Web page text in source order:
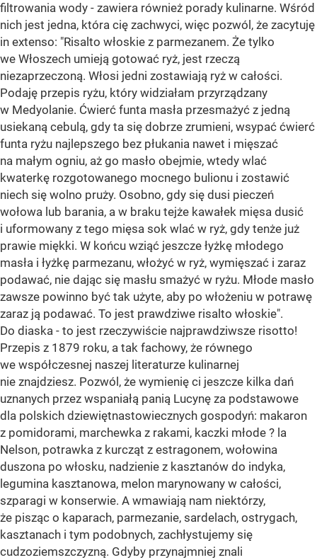
filtrowania wody - zawiera również porady kulinarne. Wśród
nich jest jedna, która cię zachwyci, więc pozwól, że zacytuję
in extenso: "Risalto włoskie z parmezanem. Że tylko
we Włoszech umieją gotować ryż, jest rzeczą
niezaprzeczoną. Włosi jedni zostawiają ryż w całości.
Podaję przepis ryżu, który widziałam przyrządzany
w Medyolanie. Ćwierć funta masła przesmażyć z jedną
usiekaną cebulą, gdy ta się dobrze zrumieni, wsypać ćwierć
funta ryżu najlepszego bez płukania nawet i mięszać
na małym ogniu, aż go masło obejmie, wtedy wlać
kwaterkę rozgotowanego mocnego bulionu i zostawić
niech się wolno pruży. Osobno, gdy się dusi pieczeń
wołowa lub barania, a w braku tejże kawałek mięsa dusić
i uformowany z tego mięsa sok wlać w ryż, gdy tenże już
prawie miękki. W końcu wziąć jeszcze łyżkę młodego
masła i łyżkę parmezanu, włożyć w ryż, wymięszać i zaraz
podawać, nie dając się masłu smażyć w ryżu. Młode masło
zawsze powinno być tak użyte, aby po włożeniu w potrawę
zaraz ją podawać. To jest prawdziwe risalto włoskie".
Do diaska - to jest rzeczywiście najprawdziwsze risotto!
Przepis z 1879 roku, a tak fachowy, że równego
we współczesnej naszej literaturze kulinarnej
nie znajdziesz. Pozwól, że wymienię ci jeszcze kilka dań
uznanych przez wspaniałą panią Lucynę za podstawowe
dla polskich dziewiętnastowiecznych gospodyń: makaron
z pomidorami, marchewka z rakami, kaczki młode ? la
Nelson, potrawka z kurcząt z estragonem, wołowina
duszona po włosku, nadzienie z kasztanów do indyka,
legumina kasztanowa, melon marynowany w całości,
szparagi w konserwie. A wmawiają nam niektórzy,
że pisząc o kaparach, parmezanie, sardelach, ostrygach,
kasztanach i tym podobnych, zachłystujemy się
cudzoziemszczyzną. Gdyby przynajmniej znali